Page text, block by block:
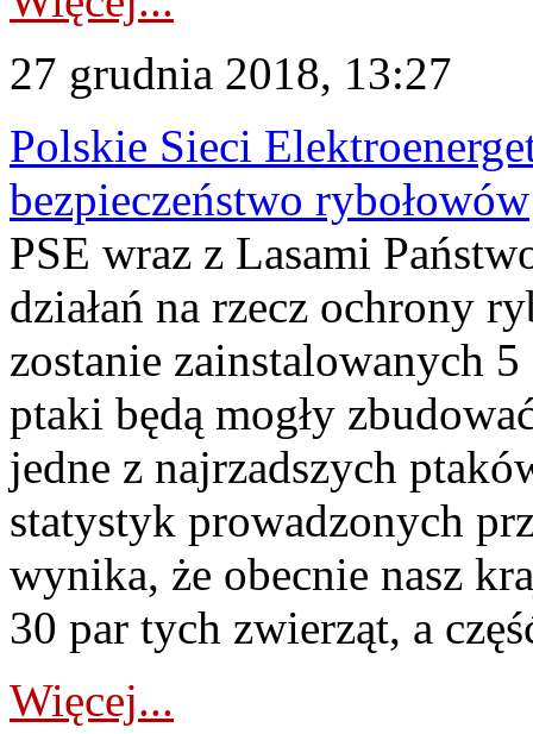
27 grudnia 2018, 13:27
Polskie Sieci
bezpieczeństwo rybołowów
PSE wraz z Lasami
działań na rzecz ochrony
zostanie zainstalowanych
ptaki będą mogły
jedne z najrzadszych
statystyk prowadzonych
wynika, że obecnie nasz
30 par tych zwierząt, a
Więcej...